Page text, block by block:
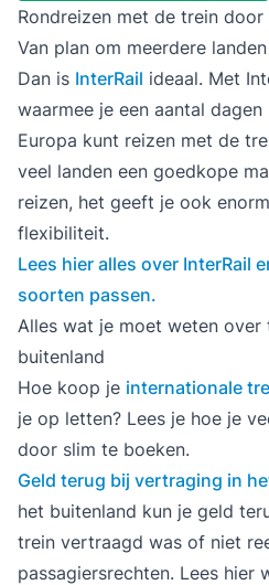
Rondreizen met de trein door
Van plan om meerdere
Dan is InterRail ideaal. Met
waarmee je een aantal
Europa kunt reizen met de
veel landen een goedkope
reizen, het geeft je ook
flexibiliteit.
Lees hier alles over InterRail
soorten passen.
Alles wat je moet weten over
buitenland
Hoe koop je internationale
je op letten? Lees je hoe je
door slim te boeken.
Geld terug bij vertraging in
het buitenland kun je geld
trein vertraagd was of niet
passagiersrechten. Lees hier